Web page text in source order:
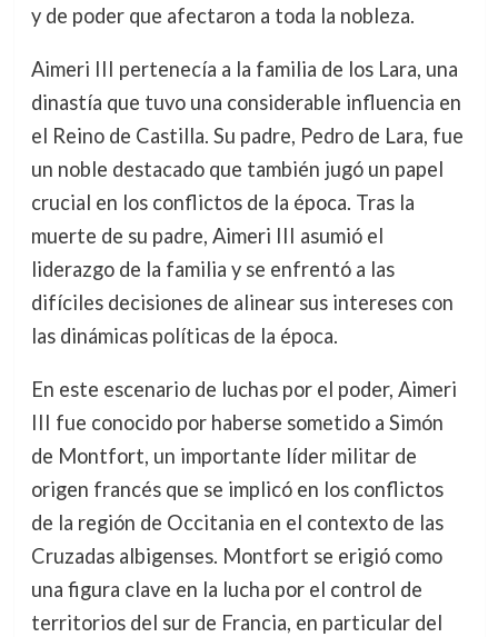
y de poder que afectaron a toda la nobleza.
Aimeri III pertenecía a la familia de los Lara, una
dinastía que tuvo una considerable influencia en
el Reino de Castilla. Su padre, Pedro de Lara, fue
un noble destacado que también jugó un papel
crucial en los conflictos de la época. Tras la
muerte de su padre, Aimeri III asumió el
liderazgo de la familia y se enfrentó a las
difíciles decisiones de alinear sus intereses con
las dinámicas políticas de la época.
En este escenario de luchas por el poder, Aimeri
III fue conocido por haberse sometido a Simón
de Montfort, un importante líder militar de
origen francés que se implicó en los conflictos
de la región de Occitania en el contexto de las
Cruzadas albigenses. Montfort se erigió como
una figura clave en la lucha por el control de
territorios del sur de Francia, en particular del